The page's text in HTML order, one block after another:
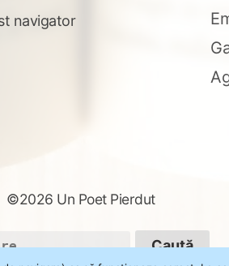
navigator
©2026 Un Poet Pierdut